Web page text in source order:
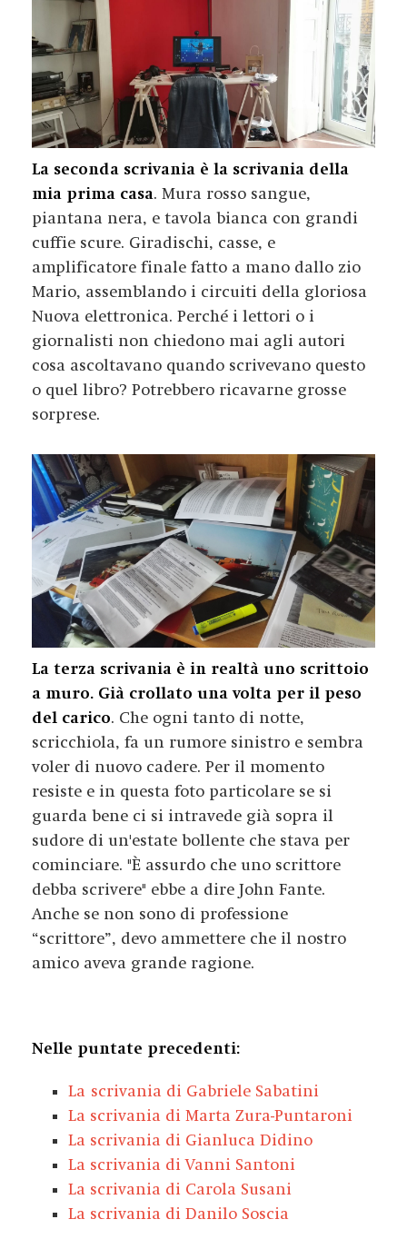
La seconda scrivania è la scrivania della
mia prima casa. Mura rosso sangue,
piantana nera, e tavola bianca con grandi
cuffie scure. Giradischi, casse, e
amplificatore finale fatto a mano dallo zio
Mario, assemblando i circuiti della gloriosa
Nuova elettronica. Perché i lettori o i
giornalisti non chiedono mai agli autori
cosa ascoltavano quando scrivevano questo
o quel libro? Potrebbero ricavarne grosse
sorprese.
La terza scrivania è in realtà uno scrittoio
a muro. Già crollato una volta per il peso
del carico. Che ogni tanto di notte,
scricchiola, fa un rumore sinistro e sembra
voler di nuovo cadere. Per il momento
resiste e in questa foto particolare se si
guarda bene ci si intravede già sopra il
sudore di un'estate bollente che stava per
cominciare. "È assurdo che uno scrittore
debba scrivere" ebbe a dire John Fante.
Anche se non sono di professione
“scrittore”, devo ammettere che il nostro
amico aveva grande ragione.
Nelle puntate precedenti:
La scrivania di Gabriele Sabatini
La scrivania di Marta Zura-Puntaroni
La scrivania di Gianluca Didino
La scrivania di Vanni Santoni
La scrivania di Carola Susani
La scrivania di Danilo Soscia